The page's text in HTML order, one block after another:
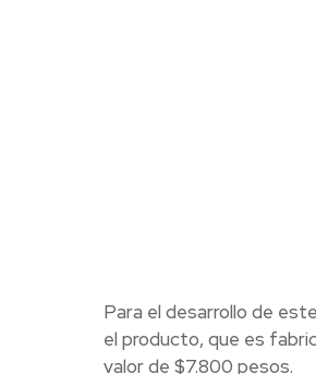
Para el desarrollo de
el producto, que es
valor de $7.800 pesos.